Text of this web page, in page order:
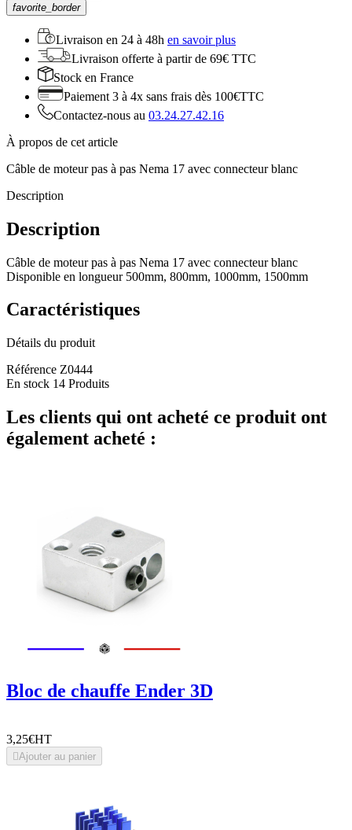
favorite_border
Livraison en 24 à 48h en savoir plus
Livraison offerte à partir de 69€ TTC
Stock en France
Paiement 3 à 4x sans frais dès 100€TTC
Contactez-nous au 03.24.27.42.16
À propos de cet article
Câble de moteur pas à pas Nema 17 avec connecteur blanc
Description
Description
Câble de moteur pas à pas Nema 17 avec connecteur blanc
Disponible en longueur 500mm, 800mm, 1000mm, 1500mm
Caractéristiques
Détails du produit
Référence Z0444
En stock 14 Produits
Les clients qui ont acheté ce produit ont
également acheté :
Bloc de chauffe Ender 3D
3,25€HT
Ajouter au panier